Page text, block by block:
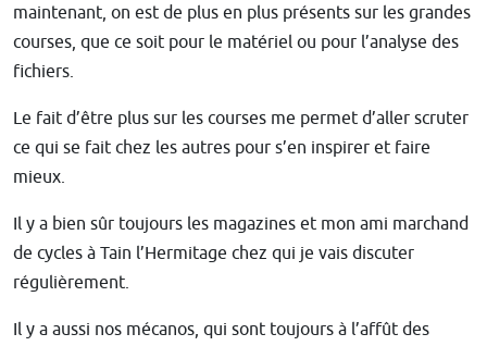
maintenant, on est de plus en plus présents sur les grandes
courses, que ce soit pour le matériel ou pour l’analyse des
fichiers.
Le fait d’être plus sur les courses me permet d’aller scruter
ce qui se fait chez les autres pour s’en inspirer et faire
mieux.
Il y a bien sûr toujours les magazines et mon ami marchand
de cycles à Tain l’Hermitage chez qui je vais discuter
régulièrement.
Il y a aussi nos mécanos, qui sont toujours à l’affût des